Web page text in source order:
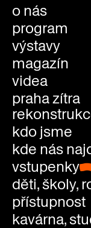
o nás
program
výstavy
magazín
videa
praha zítra
kdo jsme
kde nás
vstupenky
děti, školy,
přístupnost
kavárna,